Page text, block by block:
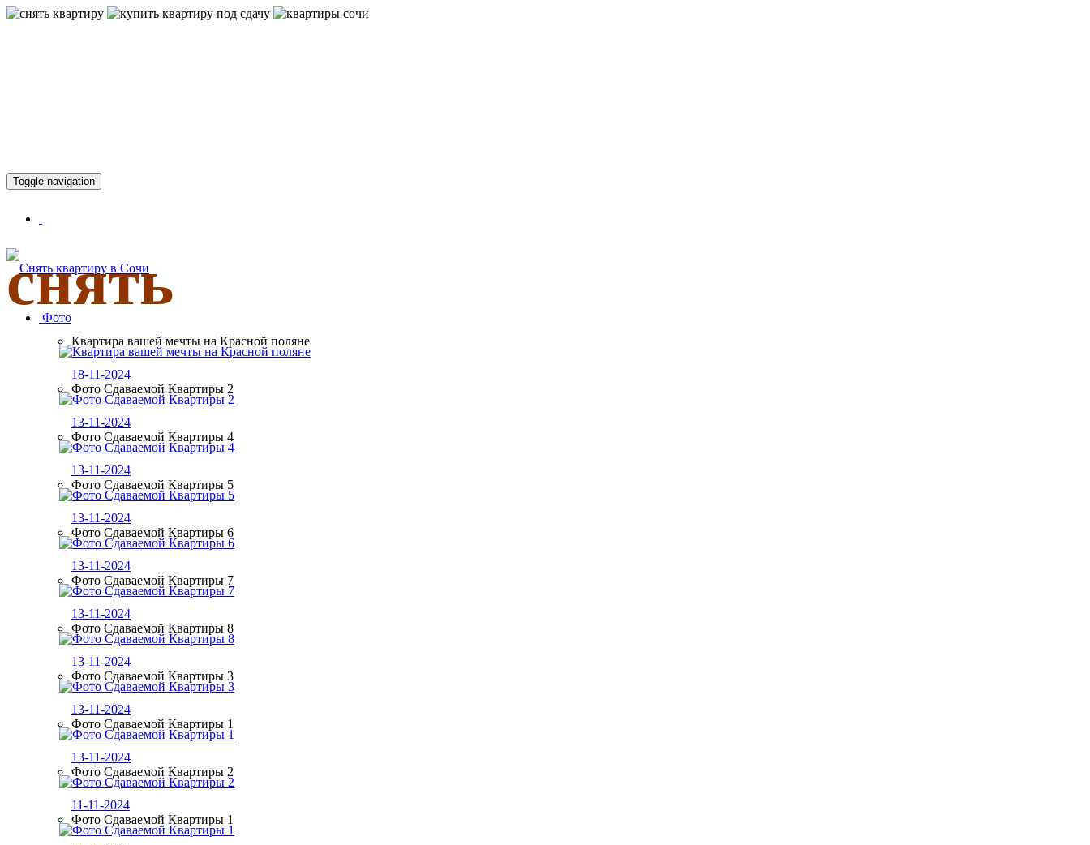
снять
Toggle navigation
Фото
Квартира вашей мечты на Красной поляне
18-11-2024
Фото Сдаваемой Квартиры 2
13-11-2024
Фото Сдаваемой Квартиры 4
13-11-2024
Фото Сдаваемой Квартиры 5
13-11-2024
Фото Сдаваемой Квартиры 6
13-11-2024
Фото Сдаваемой Квартиры 7
13-11-2024
Фото Сдаваемой Квартиры 8
13-11-2024
Фото Сдаваемой Квартиры 3
13-11-2024
Фото Сдаваемой Квартиры 1
13-11-2024
Фото Сдаваемой Квартиры 2
11-11-2024
Фото Сдаваемой Квартиры 1